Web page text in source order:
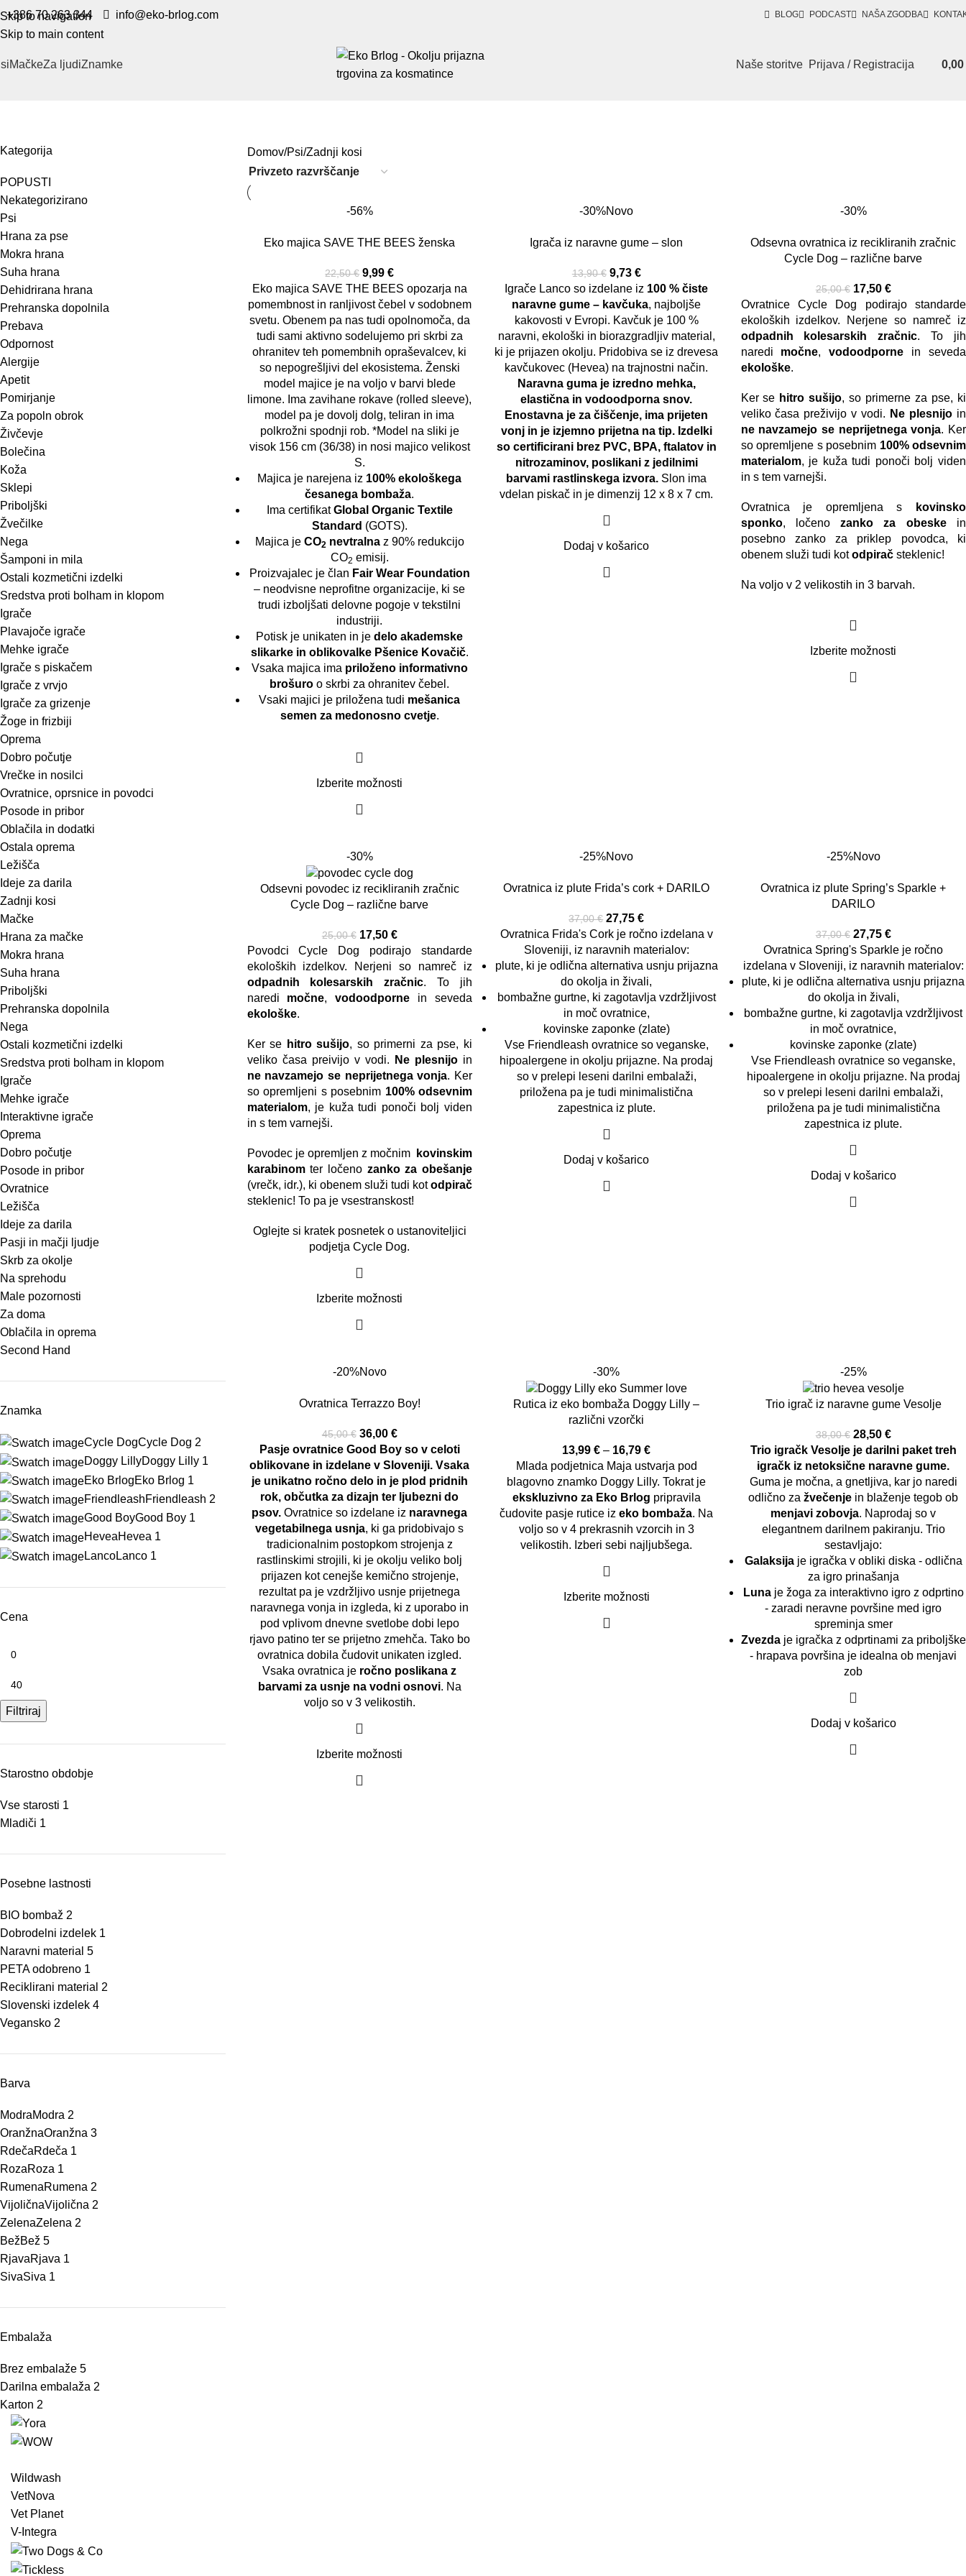
Skip to navigation
Skip to main content
+386 70 263 344 info@eko-brlog.com BLOG PODCAST NAŠA ZGODBA
MačkeZa ljudiZnamke Naše storitve Prijava / Registracija 0,00
Kategorija
POPUSTI
Nekategorizirano
Psi
Hrana za pse
Mokra hrana
Suha hrana
Dehidrirana hrana
Prehranska dopolnila
Prebava
Odpornost
Alergije
Apetit
Pomirjanje
Za popoln obrok
Živčevje
Bolečina
Koža
Sklepi
Priboljški
Žvečilke
Nega
Šamponi in mila
Ostali kozmetični izdelki
Sredstva proti bolham in klopom
Igrače
Plavajoče igrače
Mehke igrače
Igrače s piskačem
Igrače z vrvjo
Igrače za grizenje
Žoge in frizbiji
Oprema
Dobro počutje
Vrečke in nosilci
Ovratnice, oprsnice in povodci
Posode in pribor
Oblačila in dodatki
Ostala oprema
Ležišča
Ideje za darila
Zadnji kosi
Mačke
Hrana za mačke
Mokra hrana
Suha hrana
Priboljški
Prehranska dopolnila
Nega
Ostali kozmetični izdelki
Sredstva proti bolham in klopom
Igrače
Mehke igrače
Interaktivne igrače
Oprema
Dobro počutje
Posode in pribor
Ovratnice
Ležišča
Ideje za darila
Pasji in mačji ljudje
Skrb za okolje
Na sprehodu
Male pozornosti
Za doma
Oblačila in oprema
Second Hand
Znamka
Cycle DogCycle Dog 2
Doggy LillyDoggy Lilly 1
Eko BrlogEko Brlog 1
FriendleashFriendleash 2
Good BoyGood Boy 1
HeveaHevea 1
LancoLanco 1
Cena
Filtriraj
Starostno obdobje
Vse starosti 1
Mladiči 1
Posebne lastnosti
BIO bombaž 2
Dobrodelni izdelek 1
Naravni material 5
PETA odobreno 1
Reciklirani material 2
Slovenski izdelek 4
Vegansko 2
Barva
ModraModra 2
OranžnaOranžna 3
RdečaRdeča 1
RozaRoza 1
RumenaRumena 2
VijoličnaVijolična 2
ZelenaZelena 2
BežBež 5
RjavaRjava 1
SivaSiva 1
Embalaža
Brez embalaže 5
Darilna embalaža 2
Karton 2
Domov Psi Zadnji kosi
-56%
Eko majica SAVE THE BEES ženska
22,50€ 9,99€
Eko majica SAVE THE BEES opozarja na
pomembnost in ranljivost čebel v sodobnem
svetu. Obenem pa nas tudi opolnomoča, da
tudi sami aktivno sodelujemo pri skrbi za
ohranitev teh pomembnih opraševalcev, ki
so nepogrešljivi del ekosistema. Ženski
model majice je na voljo v barvi blede
limone. Ima zavihane rokave (rolled sleeve),
model pa je dovolj dolg, teliran in ima
polkrožni spodnji rob. *Model na sliki je
visok 156 cm (36/38) in nosi majico velikost
S.
Majica je narejena iz 100% ekološkega
česanega bombaža.
Ima certifikatGlobal Organic Textile
Standard (GOTS).
Majica je CO2 nevtralnaz 90% redukcijo
CO2 emisij.
Proizvajalec je član Fair Wear Foundation
– neodvisne neprofitne organizacije, ki se
trudi izboljšati delovne pogoje v tekstilni
industriji.
Potisk je unikaten in jedelo akademske
slikarke in oblikovalke Pšenice Kovačič.
Vsaka majica ima priloženo informativno
brošuro o skrbi za ohranitev čebel.
Vsaki majici je priložena tudi mešanica
semen za medonosno cvetje.
Izberite možnosti
-30%Novo
Igrača iz naravne gume – slon
13,90€ 9,73 €
Igrače Lanco so izdelane iz 100 % čiste
naravne gume – kavčuka, najboljše
kakovosti v Evropi. Kavčuk je 100 %
naravni, ekološki in biorazgradljiv material,
ki je prijazen okolju. Pridobiva se iz drevesa
kavčukovec (Hevea) na trajnostni način.
Naravna guma je izredno mehka,
elastična in vodoodporna snov.
Enostavna je za čiščenje, ima prijeten
vonj in je izjemno prijetna na tip. Izdelki
so certificirani brez PVC, BPA, ftalatov in
nitrozaminov, poslikani z jedilnimi
barvami rastlinskega izvora. Slon ima
vdelan piskač in je dimenzij 12 x 8 x 7 cm.
Dodaj v košarico
-30%
Odsevna ovratnica iz recikliranih zračnic
Cycle Dog – različne barve
25,00€ 17,50 €
Ovratnice Cycle Dog podirajo standarde
ekoloških izdelkov. Nerjene so namreč iz
odpadnih kolesarskih zračnic. To jih
naredi močne,vodoodporne in seveda
ekološke.
Ker se hitro sušijo, so primerne za pse, ki
veliko časa preživijo v vodi. Ne plesnijo in
ne navzamejo se neprijetnega vonja. Ker
so opremljene s posebnim 100% odsevnim
materialom, je kuža tudi ponoči bolj viden
in s tem varnejši.
Ovratnica je opremljena s
kovinsko
sponko, ločenozanko za obeskein
posebno zanko za priklep povodca, ki
obenem služi tudi kotodpiračsteklenic!
Na voljo v 2 velikostih in 3 barvah.
Izberite možnosti
-30%
Odsevni povodec iz recikliranih zračnic
Cycle Dog – različne barve
25,00€ 17,50 €
Povodci Cycle Dog podirajo standarde
ekoloških izdelkov. Nerjeni so namreč iz
odpadnih kolesarskih zračnic. To jih
naredi močne,vodoodporne in seveda
ekološke.
Ker se hitro sušijo, so primerni za pse, ki
veliko časa preivijo v vodi.
Ne plesnijoin
ne navzamejo se neprijetnega vonja. Ker
so opremljeni s posebnim 100% odsevnim
materialom, je kuža tudi ponoči bolj viden
in s tem varnejši.
Povodec je opremljen z močnim
kovinskim
karabinomter ločeno zanko za obešanje
(vrečk, idr.), ki obenem služi tudi kotodpirač
steklenic! To pa je vsestranskost!
Oglejte si kratek posneteko ustanoviteljici
podjetja Cycle Dog.
Izberite možnosti
-25%Novo
Ovratnica iz plute Frida’s cork + DARILO
37,00€ 27,75€
Ovratnica Frida's Cork je ročno izdelana v
Sloveniji, iz naravnih materialov:
plute, ki je odlična alternativa usnju prijazna
do okolja in živali,
bombažne gurtne, ki zagotavlja vzdržljivost
in moč ovratnice,
kovinske zaponke (zlate)
Vse Friendleash ovratnice so veganske,
hipoalergene in okolju prijazne. Na prodaj
so v prelepi leseni darilni embalaži,
priložena pa je tudi minimalistična
zapestnica iz plute.
Dodaj v košarico
-25%Novo
Ovratnica iz plute Spring’s Sparkle +
DARILO
37,00€ 27,75 €
Ovratnica Spring's Sparkle je ročno
izdelana v Sloveniji, iz naravnih materialov:
plute, ki je odlična alternativa usnju prijazna
do okolja in živali,
bombažne gurtne, ki zagotavlja vzdržljivost
in moč ovratnice,
kovinske zaponke (zlate)
Vse Friendleash ovratnice so veganske,
hipoalergene in okolju prijazne. Na prodaj
so v prelepi leseni darilni embalaži,
priložena pa je tudi minimalistična
zapestnica iz plute.
Dodaj v košarico
-20%Novo
Ovratnica Terrazzo Boy!
45,00€ 36,00 €
Pasje ovratnice Good Boy so v celoti
oblikovane in izdelane v Sloveniji. Vsaka
je unikatno ročno delo in je plod pridnih
rok, občutka za dizajn ter ljubezni do
psov. Ovratnice so izdelane iz naravnega
vegetabilnega usnja, ki ga pridobivajo s
tradicionalnim postopkom strojenja z
rastlinskimi strojili, ki je okolju veliko bolj
prijazen kot cenejše kemično strojenje,
rezultat pa je vzdržljivo usnje prijetnega
naravnega vonja in izgleda, ki z uporabo in
pod vplivom dnevne svetlobe dobi lepo
rjavo patino ter se prijetno zmehča. Tako bo
ovratnica dobila čudovit unikaten izgled.
Vsaka ovratnica je ročno poslikana z
barvami za usnje na vodni osnovi. Na
voljo so v 3 velikostih.
Izberite možnosti
-30%
Rutica iz eko bombaža Doggy Lilly –
različni vzorčki
13,99€ – 16,79€
Mlada podjetnica Maja ustvarja pod
blagovno znamko Doggy Lilly. Tokrat je
ekskluzivno za Eko Brlog pripravila
čudovite pasje rutice izeko bombaža. Na
voljo so v 4 prekrasnih vzorcih in 3
velikostih. Izberi sebi najljubšega.
Izberite možnosti
-25%
Trio igrač iz naravne gume Vesolje
38,00€ 28,50 €
Trio igračk Vesolje je darilni paket treh
igračk iz netoksične naravne gume.
Guma je močna, a gnetljiva, kar jo naredi
odlično zažvečenje in blaženje tegob ob
menjavi zobovja. Naprodaj so v
elegantnem darilnem pakiranju. Trio
sestavljajo:
Galaksijaje igračka v obliki diska - odlična
za igro prinašanja
Lunaje žoga za interaktivno igro z odprtino
- zaradi neravne površine med igro
spreminja smer
Zvezdaje igračka z odprtinami za priboljške
- hrapava površina je idealna ob menjavi
zob
Dodaj v košarico
Wildwash
VetNova
Vet Planet
V-Integra